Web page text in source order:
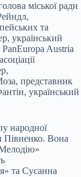
міської ради
та
український
Austria
представник
український
народної
Півненко. Вона
та Сусанна